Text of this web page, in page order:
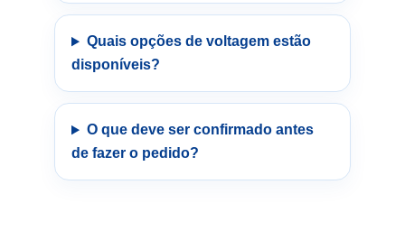
Quais opções de voltagem estão
disponíveis?
O que deve ser confirmado antes
de fazer o pedido?